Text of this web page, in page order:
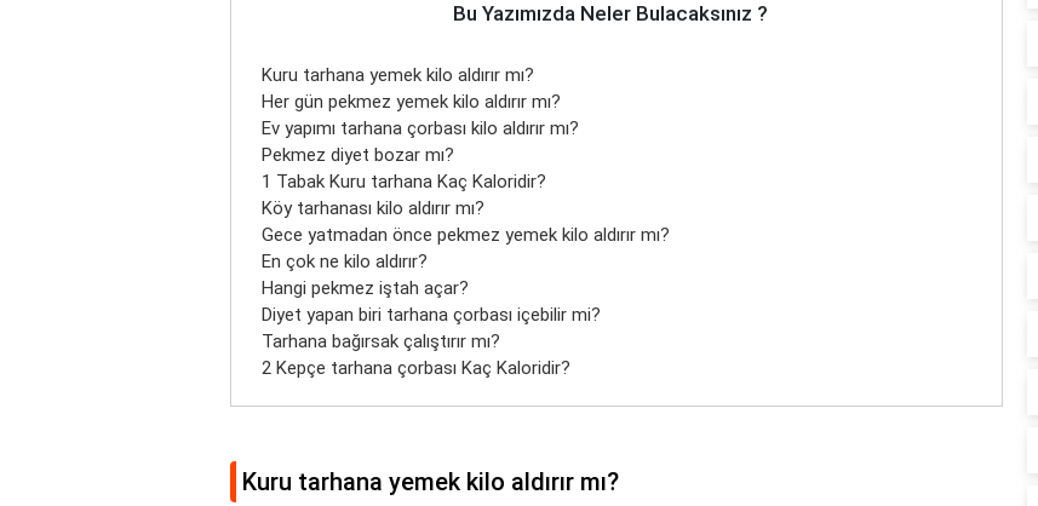
Bu Yazımızda Neler Bulacaksınız ?
Kuru tarhana yemek kilo aldırır mı?
Her gün pekmez yemek kilo aldırır mı?
Ev yapımı tarhana çorbası kilo aldırır mı?
Pekmez diyet bozar mı?
1 Tabak Kuru tarhana Kaç Kaloridir?
Köy tarhanası kilo aldırır mı?
Gece yatmadan önce pekmez yemek kilo aldırır mı?
En çok ne kilo aldırır?
Hangi pekmez iştah açar?
Diyet yapan biri tarhana çorbası içebilir mi?
Tarhana bağırsak çalıştırır mı?
2 Kepçe tarhana çorbası Kaç Kaloridir?
Kuru tarhana yemek kilo aldırır mı?